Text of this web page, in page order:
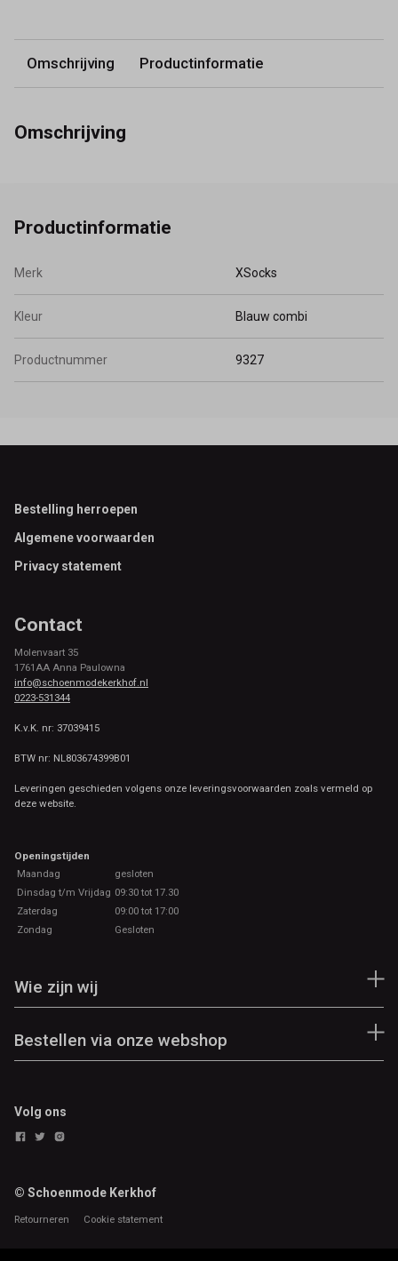
Omschrijving Productinformatie
Omschrijving
Productinformatie
Merk XSocks
Kleur Blauw combi
Productnummer 9327
Footer
Bestelling herroepen
Algemene voorwaarden
Privacy statement
Contact
Molenvaart 35
1761AA Anna Paulowna
info@schoenmodekerkhof.nl
0223-531344
K.v.K. nr: 37039415
BTW nr: NL803674399B01
Leveringen geschieden volgens onze leveringsvoorwaarden zoals vermeld op
deze website.
Openingstijden
Maandag
gesloten
Dinsdag t/m Vrijdag 09:30 tot 17.30
Zaterdag
09:00 tot 17:00
Zondag
Gesloten
Wie zijn wij
Bestellen via onze webshop
Volg ons
© Schoenmode Kerkhof
Retourneren Cookie statement